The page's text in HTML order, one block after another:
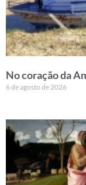
No coração da
6 de agosto de 2026